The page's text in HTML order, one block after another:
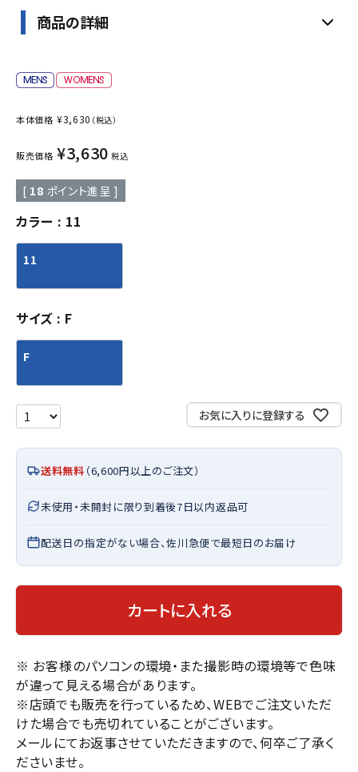
商品の詳細
本体価格 ¥3,630 （税込）
販売価格 ¥3,630 税込
[ 18 ポイント進呈 ]
カラー 11
11
サイズ F
F
お気に入りに登録する
送料無料 （6,600円以上のご注文）
未使用・未開封に限り到着後7日以内返品可
配送日の指定がない場合、佐川急便で最短日のお届け
カートに入れる
※ お客様のパソコンの環境・また撮影時の環境等で色味
が違って見える場合があります。
※店頭でも販売を行っているため、WEBでご注文いただ
けた場合でも売切れていることがございます。
メールにてお返事させていただきますので、何卒ご了承く
ださいませ。